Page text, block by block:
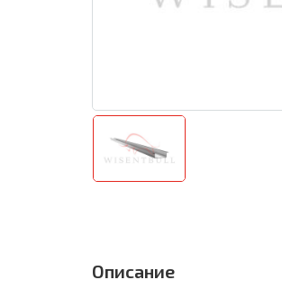
Описание